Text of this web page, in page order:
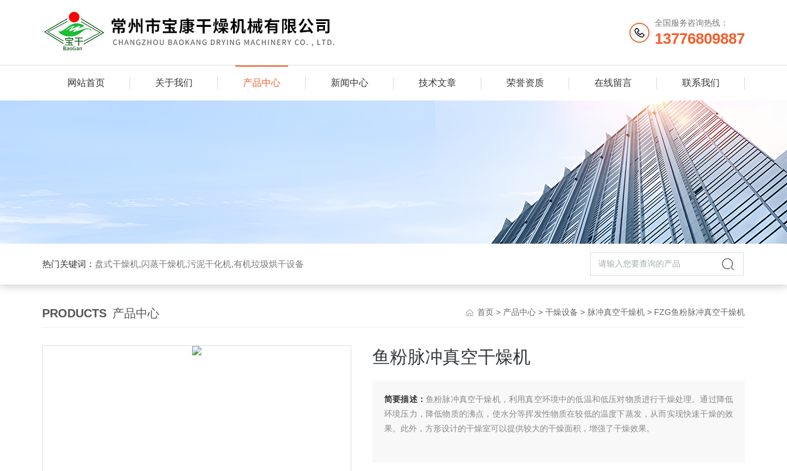
全国服务咨询热线：
13776809887
网站首页 关于我们 产品中心 新闻中心 技术文章 荣誉资质 在线留言 联系我们
热门关键词： 盘式干燥机,闪蒸干燥机,污泥干化机,有机垃圾烘干设备
PRODUCTS 产品中心 首页 > 产品中心 > 干燥设备 > 脉冲真空干燥机 > FZG鱼粉脉冲真空干燥机
鱼粉脉冲真空干燥机
简要描述： 鱼粉脉冲真空干燥机，利用真空环境中的低温和低压对物质进行干燥处理。通过降低
环境压力，降低物质的沸点，使水分等挥发性物质在较低的温度下蒸发，从而实现快速干燥的效
果。此外，方形设计的干燥室可以提供较大的干燥面积，增强了干燥效果。